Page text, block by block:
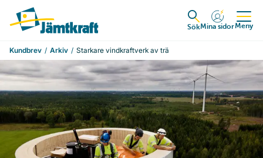
Hoppa till innehåll
Till startsidan
Expandera
SökMina sidorMeny
Kundbrev Arkiv Starkare vindkraftverk av trä